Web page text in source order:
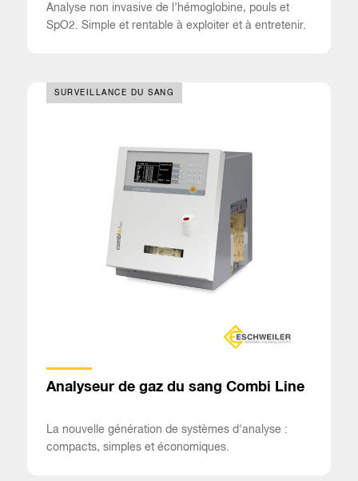
Analyse non invasive de l’hémoglobine, pouls et
SpO2. Simple et rentable à exploiter et à entretenir.
SURVEILLANCE DU SANG
Analyseur de gaz du sang Combi Line
La nouvelle génération de systèmes d'analyse :
compacts, simples et économiques.